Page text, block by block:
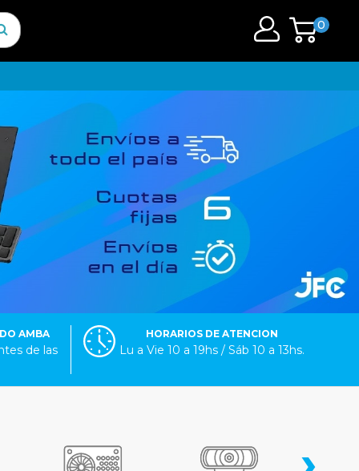
0
AMBA
de las
HORARIOS DE ATENCION
Lu a Vie 10 a 19hs / Sáb 10 a 13hs.